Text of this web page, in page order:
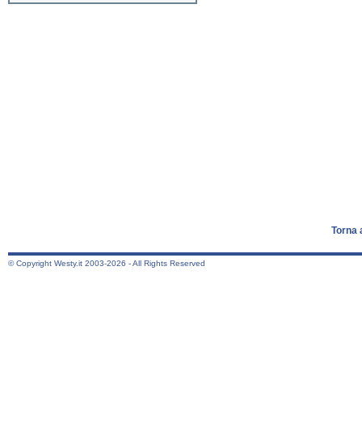
Torna
© Copyright Westy.it 2003-2026 - All Rights Reserved